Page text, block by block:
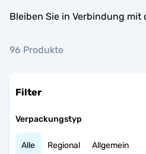
Bleiben Sie in Verbindung
96 Produkte
Filter
Verpackungstyp
Alle Regional Allgemein